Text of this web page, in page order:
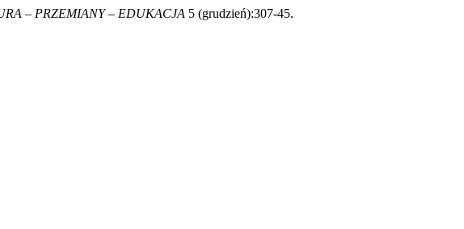
– PRZEMIANY – EDUKACJA 5 (grudzień):307-45.